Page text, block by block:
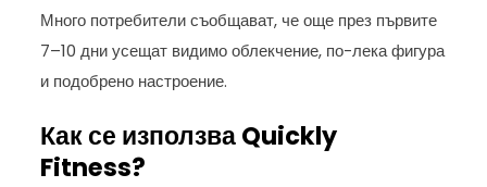
Много потребители съобщават, че още през първите
7–10 дни усещат видимо облекчение, по-лека фигура
и подобрено настроение.
Как се използва Quickly
Fitness?